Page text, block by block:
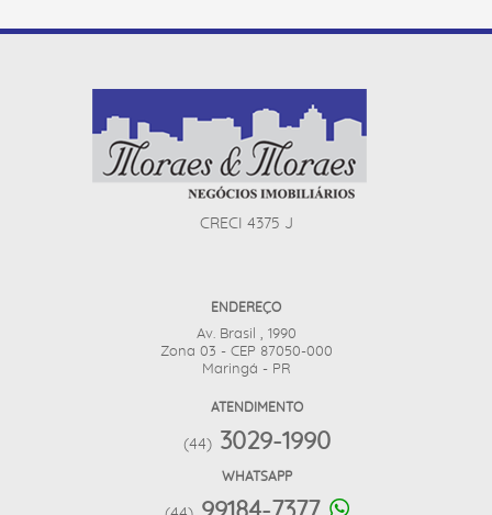
CRECI 4375 J
ENDEREÇO
Av. Brasil , 1990
Zona 03 - CEP 87050-000
Maringá - PR
ATENDIMENTO
(44) 3029-1990
WHATSAPP